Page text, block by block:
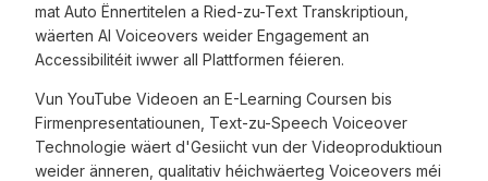
mat Auto Ënnertitelen a Ried-zu-Text Transkriptioun,
wäerten AI Voiceovers weider Engagement an
Accessibilitéit iwwer all Plattformen féieren.
Vun YouTube Videoen an E-Learning Coursen bis
Firmenpresentatiounen, Text-zu-Speech Voiceover
Technologie wäert d'Gesiicht vun der Videoproduktioun
weider änneren, qualitativ héichwäerteg Voiceovers méi